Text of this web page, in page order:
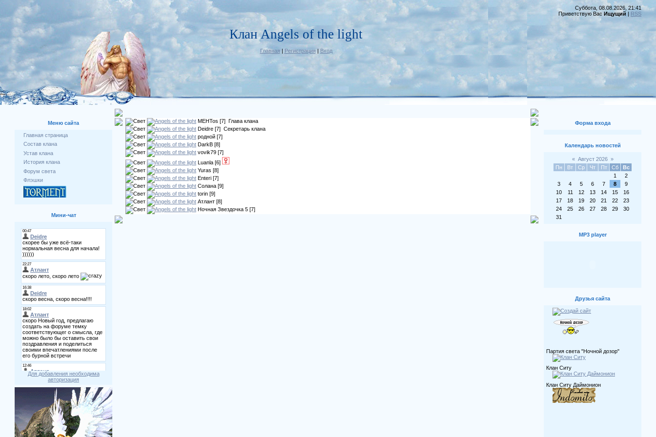
Клан Angels of the light
Главная | Регистрация| Вход
Суббота, 08.08.2026, 21:41
Приветствую Вас Ищущий | RSS
Меню сайта
Главная страница
Состав клана
Устав клана
История клана
Форум света
Флэшки
Мини-чат
Для добавления необходима
авторизация
MEHTos [7] Глава клана
Deidre [7] Секретарь клана
родной [7]
DarkB [8]
vovik79 [7]
Luanla [6]
Yuras [8]
Enteri [7]
Солана [9]
torin [9]
Атлант [8]
Ночная Звездочка 5 [7]
Форма входа
Календарь новостей
« Август 2026 »
Пн
Вт Ср Чт Пт Сб
Вс
1
2
3
4 5 6 7 8
9
10
11 12 13 14 15
16
17
18 19 20 21 22
23
24
25 26 27 28 29
30
31
MP3 player
Друзья сайта
Партия света "Ночной дозор"
Клан Ситу
Клан Ситу Даймонион